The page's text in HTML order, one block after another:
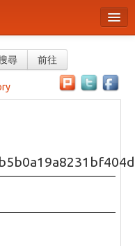
尋 前往